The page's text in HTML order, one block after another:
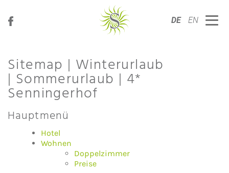
DE EN
Sitemap | Winterurlaub
| Sommerurlaub | 4*
Senningerhof
Hauptmenü
Hotel
Wohnen
Doppelzimmer
Preise